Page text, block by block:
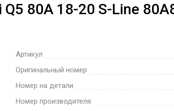
80A 18-20 S-Line
Артикул
Оригинальный номер
Номер на детали
Номер производителя